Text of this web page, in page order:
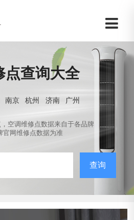
点查询大全
南京 杭州 济南
广州
空调维修点数据来自于各品牌
官网维修点数据为准
查询